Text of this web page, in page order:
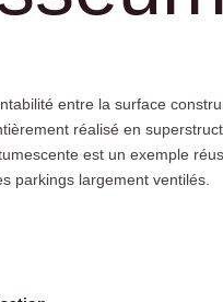
parkings largement ventilés.